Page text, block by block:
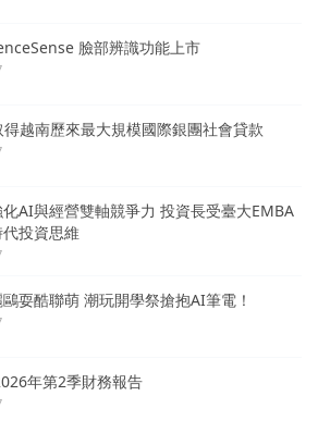
臉部辨識功能上市
越南歷來最大規模國際銀團社會貸款
AI與經營雙軸競爭力 投資長受臺大EMBA
投資思維
耍酷聯萌 潮玩開學祭搶抱AI筆電！
年第2季財務報告